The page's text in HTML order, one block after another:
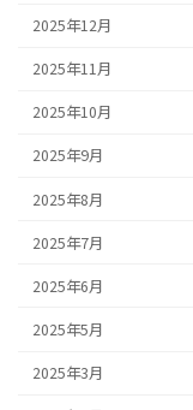
2025年12月
2025年11月
2025年10月
2025年9月
2025年8月
2025年7月
2025年6月
2025年5月
2025年3月